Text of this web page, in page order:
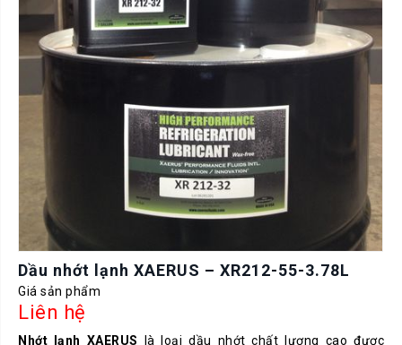
Dầu nhớt lạnh XAERUS – XR212-55-3.78L
Giá sản phẩm
Liên hệ
Nhớt lạnh XAERUS
là loại dầu nhớt chất lượng cao được